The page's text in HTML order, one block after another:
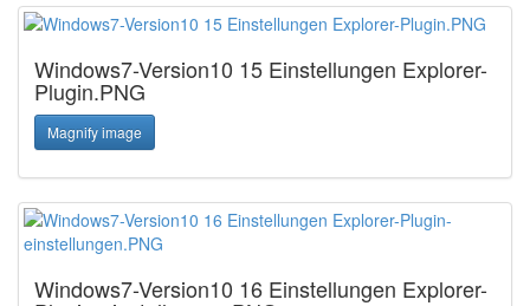
Windows7-Version10 15 Einstellungen Explorer-
Plugin.PNG
Magnify image
Windows7-Version10 16 Einstellungen Explorer-